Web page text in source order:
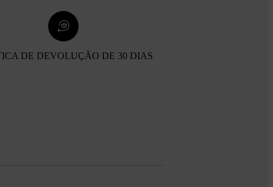
DE DEVOLUÇÃO DE 30 DIAS